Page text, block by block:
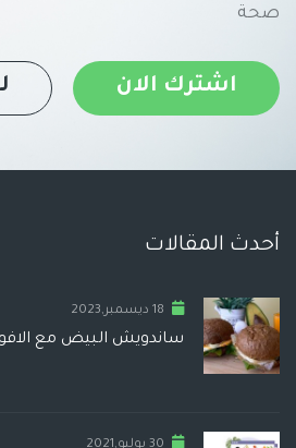
صحة
اشترك الان
أحدث المقالات
18 ديسمبر,2023
ساندويش البيض مع